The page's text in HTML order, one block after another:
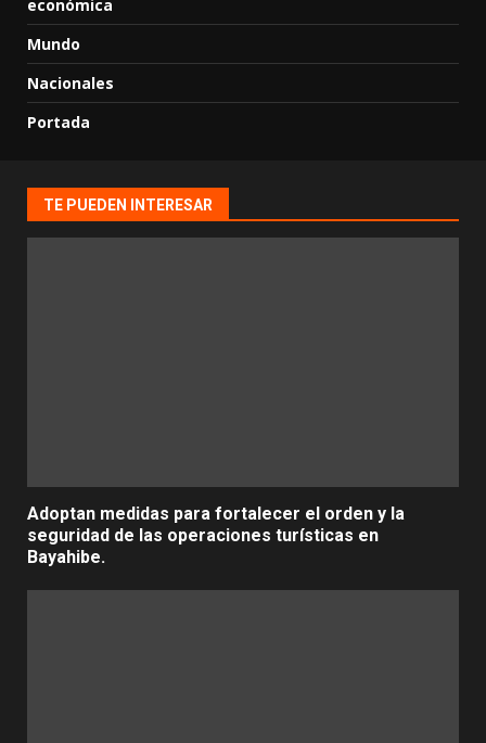
económica
Mundo
Nacionales
Portada
TE PUEDEN INTERESAR
Adoptan medidas para fortalecer el orden y la
seguridad de las operaciones turísticas en
Bayahibe.